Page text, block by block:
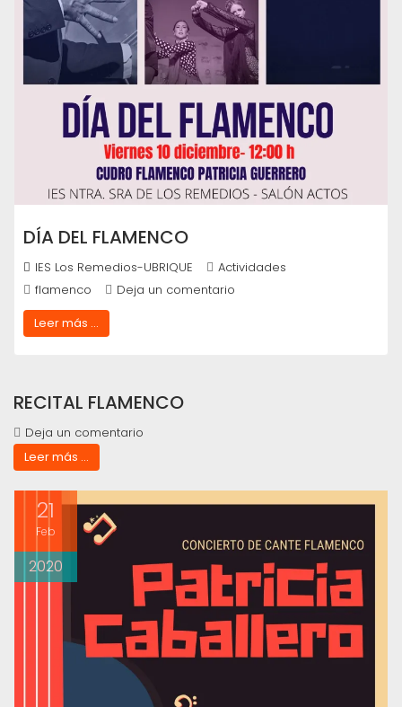
DÍA DEL FLAMENCO
IES Los Remedios-UBRIQUE
Actividades
flamenco
Deja un comentario
Leer más ...
RECITAL FLAMENCO
Deja un comentario
Leer más ...
21
Feb
2020